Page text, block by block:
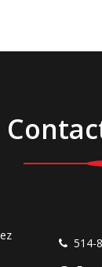
514-